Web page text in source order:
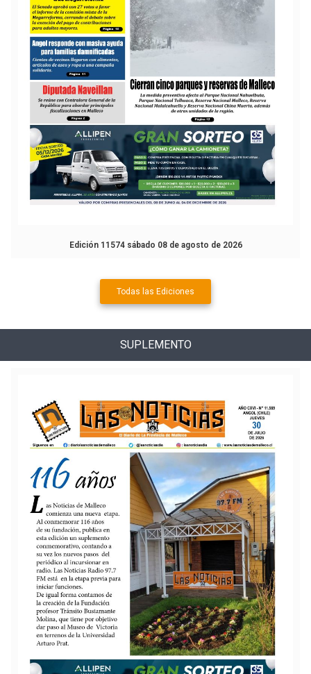
Edición 11574 sábado 08 de agosto de 2026
Todas las Ediciones
SUPLEMENTO